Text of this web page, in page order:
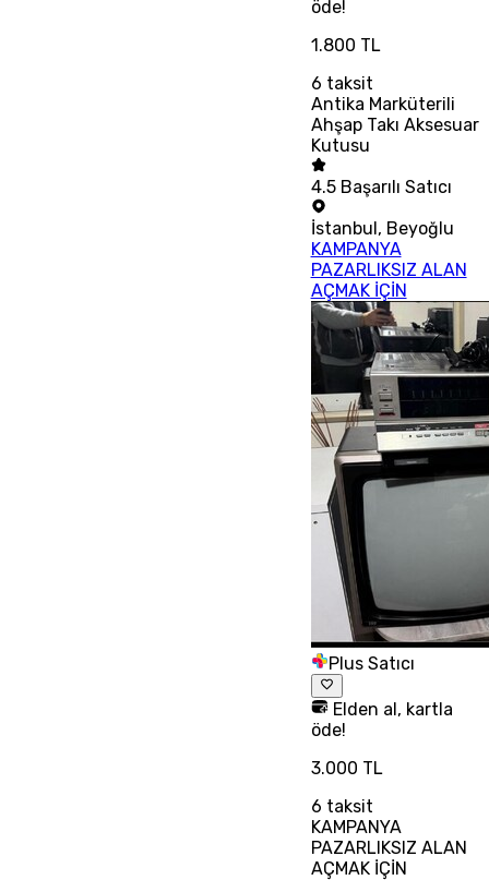
öde!
1.800 TL
6 taksit
Antika Marküterili
Ahşap Takı Aksesuar
Kutusu
4.5 Başarılı Satıcı
İstanbul, Beyoğlu
KAMPANYA
PAZARLIKSIZ ALAN
AÇMAK İÇİN
Plus Satıcı
Elden al, kartla
öde!
3.000 TL
6 taksit
KAMPANYA
PAZARLIKSIZ ALAN
AÇMAK İÇİN